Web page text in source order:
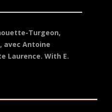
Turgeon,
avec Antoine
Laurence. With E.